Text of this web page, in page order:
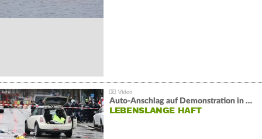
Auto-Anschlag auf Demonstration in München:
LEBENSLANGE HAFT